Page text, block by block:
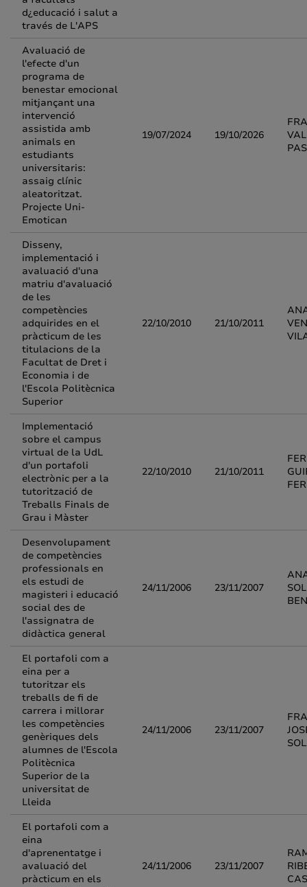
d¿educació i salut a
través de L'APS
Avaluació de
l'efecte d'un
programa de
benestar emocional
mitjançant una
intervenció
assistida amb
animals en
estudiants
universitaris:
assaig clínic
aleatoritzat.
Projecte Uni-
Emotican
19/07/2024 19/10/2026
Disseny,
implementació i
avaluació d'una
matriu d'avaluació
de les
competències
adquirides en el
pràcticum de les
titulacions de la
Facultat de Dret i
Economia i de
l'Escola Politècnica
Superior
22/10/2010 21/10/2011
Implementació
sobre el campus
virtual de la UdL
d'un portafoli
electrònic per a la
tutorització de
Treballs Finals de
Grau i Màster
22/10/2010 21/10/2011
Desenvolupament
de competències
professionals en
els estudi de
magisteri i educació
social des de
l'assignatra de
didàctica general
24/11/2006 23/11/2007
El portafoli com a
eina per a
tutoritzar els
treballs de fi de
carrera i millorar
les competències
genèriques dels
alumnes de l'Escola
Politècnica
Superior de la
universitat de
Lleida
24/11/2006 23/11/2007
El portafoli com a
eina
d'aprenentatge i
avaluació del
pràcticum en els
24/11/2006 23/11/2007